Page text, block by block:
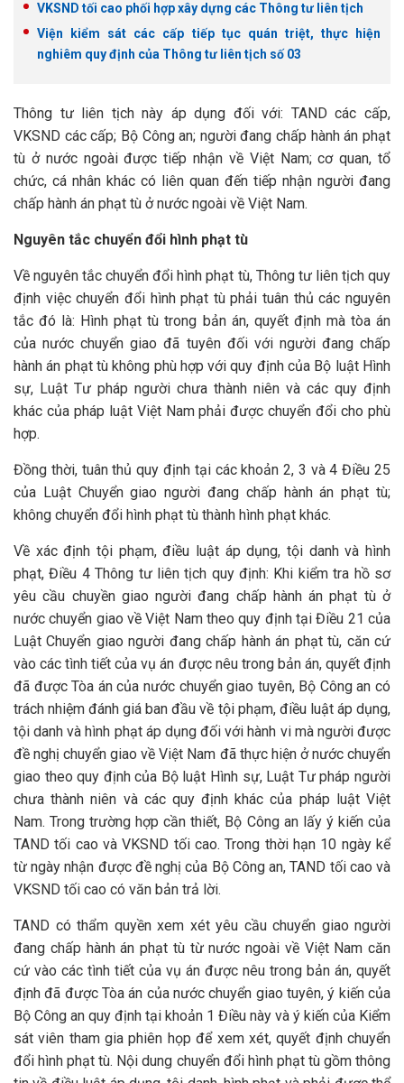
VKSND tối cao phối hợp xây dựng các Thông tư liên tịch
Viện kiểm sát các cấp tiếp tục quán triệt, thực hiện
nghiêm quy định của Thông tư liên tịch số 03
Thông tư liên tịch này áp dụng đối với: TAND các cấp,
VKSND các cấp; Bộ Công an; người đang chấp hành án phạt
tù ở nước ngoài được tiếp nhận về Việt Nam; cơ quan, tổ
chức, cá nhân khác có liên quan đến tiếp nhận người đang
chấp hành án phạt tù ở nước ngoài về Việt Nam.
Nguyên tắc chuyển đổi hình phạt tù
Về nguyên tắc chuyển đổi hình phạt tù, Thông tư liên tịch quy
định việc chuyển đổi hình phạt tù phải tuân thủ các nguyên
tắc đó là: Hình phạt tù trong bản án, quyết định mà tòa án
của nước chuyển giao đã tuyên đối với người đang chấp
hành án phạt tù không phù hợp với quy định của Bộ luật Hình
sự, Luật Tư pháp người chưa thành niên và các quy định
khác của pháp luật Việt Nam phải được chuyển đổi cho phù
hợp.
Đồng thời, tuân thủ quy định tại các khoản 2, 3 và 4 Điều 25
của Luật Chuyển giao người đang chấp hành án phạt tù;
không chuyển đổi hình phạt tù thành hình phạt khác.
Về xác định tội phạm, điều luật áp dụng, tội danh và hình
phạt, Điều 4 Thông tư liên tịch quy định: Khi kiểm tra hồ sơ
yêu cầu chuyền giao người đang chấp hành án phạt tù ở
nước chuyển giao về Việt Nam theo quy định tại Điều 21 của
Luật Chuyển giao người đang chấp hành án phạt tù, căn cứ
vào các tình tiết của vụ án được nêu trong bản án, quyết định
đã được Tòa án của nước chuyển giao tuyên, Bộ Công an có
trách nhiệm đánh giá ban đầu về tội phạm, điều luật áp dụng,
tội danh và hình phạt áp dụng đối với hành vi mà người được
đề nghị chuyển giao về Việt Nam đã thực hiện ở nước chuyển
giao theo quy định của Bộ luật Hình sự, Luật Tư pháp người
chưa thành niên và các quy định khác của pháp luật Việt
Nam. Trong trường hợp cần thiết, Bộ Công an lấy ý kiến của
TAND tối cao và VKSND tối cao. Trong thời hạn 10 ngày kể
từ ngày nhận được đề nghị của Bộ Công an, TAND tối cao và
VKSND tối cao có văn bản trả lời.
TAND có thẩm quyền xem xét yêu cầu chuyển giao người
đang chấp hành án phạt tù từ nước ngoài về Việt Nam căn
cứ vào các tình tiết của vụ án được nêu trong bản án, quyết
định đã được Tòa án của nước chuyển giao tuyên, ý kiến của
Bộ Công an quy định tại khoản 1 Điều này và ý kiến của Kiểm
sát viên tham gia phiên họp để xem xét, quyết định chuyển
đổi hình phạt tù. Nội dung chuyển đổi hình phạt tù gồm thông